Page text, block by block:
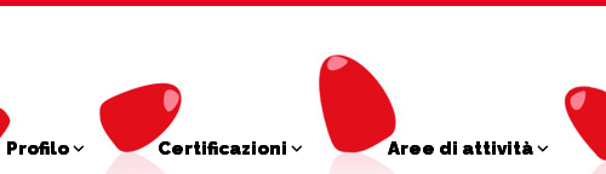
Profilo Certificazioni Aree di attività